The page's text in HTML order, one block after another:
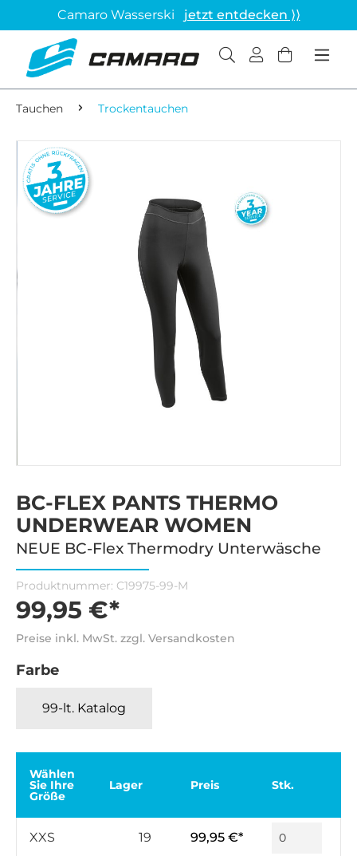
Camaro Wasserski jetzt entdecken ⟩⟩
Tauchen Trockentauchen
BC-FLEX PANTS THERMO
UNDERWEAR WOMEN
NEUE BC-Flex Thermodry Unterwäsche
Produktnummer: C19975-99-M
99,95 €*
Preise inkl. MwSt. zzgl. Versandkosten
Farbe
99-lt. Katalog
Wählen
Sie Ihre
Größe
Lager Preis Stk.
XXS 19 99,95 €*